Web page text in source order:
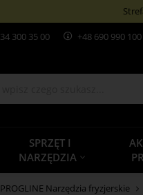
34 300 35 00 +48 690 990 100
SPRZĘT I
NARZĘDZIA
PROGLINE Narzędzia fryzjerskie